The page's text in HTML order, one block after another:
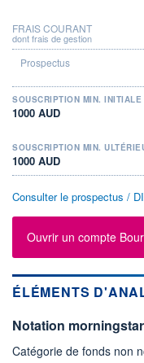
FRAIS COURANT
dont frais de gestion
SOUSCRIPTION MIN. INITIALE
1000 AUD
SOUSCRIPTION MIN.
1000 AUD
Consulter le prospectus /
Ouvrir un compte
ÉLÉMENTS
Notation morningstar
Catégorie de fonds non